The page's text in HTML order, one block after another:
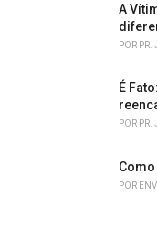
A
POR PR.
É
POR PR.
POR